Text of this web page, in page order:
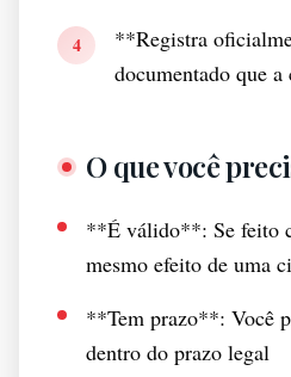
4
**Registra
documentado que
O que você
**É válido**: Se feito
mesmo efeito de uma
**Tem prazo**: Você
dentro do prazo legal